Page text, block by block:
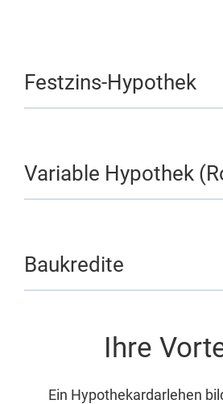
Festzins-Hypothek
Variable Hypothek
Baukredite
Ihre
Ein Hypothekardarlehen